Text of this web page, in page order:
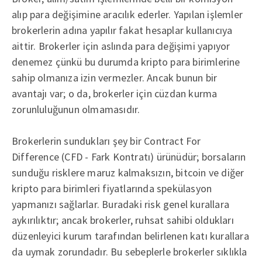
alıp para değişimine aracılık ederler. Yapılan işlemler
brokerlerin adına yapılır fakat hesaplar kullanıcıya
aittir. Brokerler için aslında para değişimi yapıyor
denemez çünkü bu durumda kripto para birimlerine
sahip olmanıza izin vermezler. Ancak bunun bir
avantajı var; o da, brokerler için cüzdan kurma
zorunluluğunun olmamasıdır.
Brokerlerin sundukları şey bir Contract For
Difference (CFD - Fark Kontratı) ürünüdür; borsaların
sunduğu risklere maruz kalmaksızın, bitcoin ve diğer
kripto para birimleri fiyatlarında spekülasyon
yapmanızı sağlarlar. Buradaki risk genel kurallara
aykırılıktır; ancak brokerler, ruhsat sahibi oldukları
düzenleyici kurum tarafından belirlenen katı kurallara
da uymak zorundadır. Bu sebeplerle brokerler sıklıkla